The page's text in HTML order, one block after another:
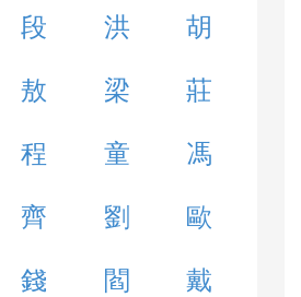
段 洪 胡
敖 梁 莊
程 童 馮
齊 劉 歐
錢 閻 戴